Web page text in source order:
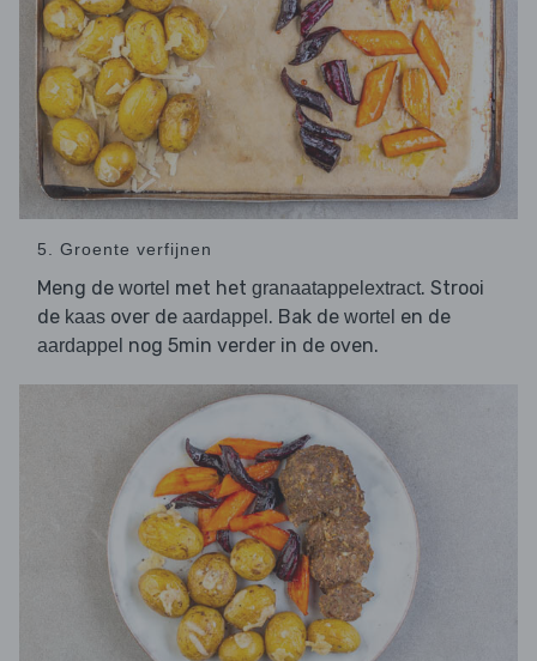
5. Groente verfijnen
Meng de wortel met het granaatappelextract. Strooi
de kaas over de aardappel . Bak de wortel en de
aardappel nog 5min verder in de oven.